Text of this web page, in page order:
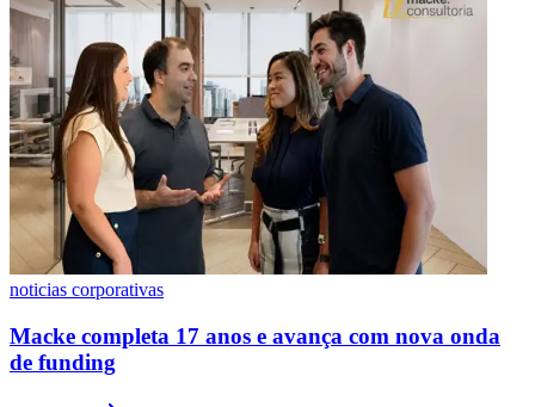
Cruzeiro
noticias corporativas
Macke completa 17 anos e avança com nova onda
de funding